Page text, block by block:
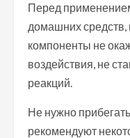
Перед
домашних средств,
компоненты не
воздействия, не
реакций.
Не нужно
рекомендуют